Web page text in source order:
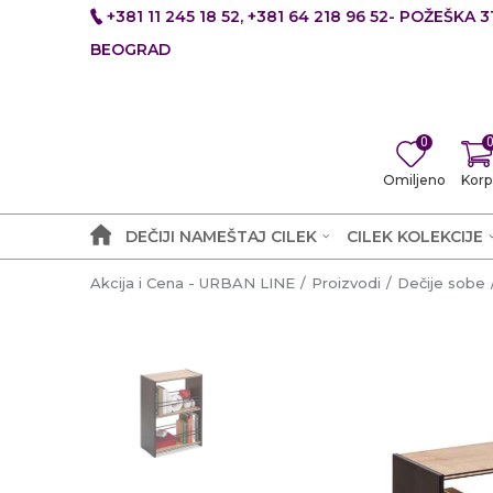
+381 11 245 18 52, +381 64 218 96 52- POŽEŠKA
BEOGRAD
0
Omiljeno
0
DEČIJI NAMEŠTAJ CILEK CILEK KOLEKCIJE
Akcija i Cena - URBAN LINE Proizvodi Dečije sobe